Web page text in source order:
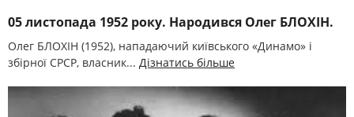
05 листопада 1952 року. Народився Олег БЛОХІН.
Олег БЛОХІН (1952), нападаючий київського «Динамо» і
збірної СРСР, власник... Дізнатись більше